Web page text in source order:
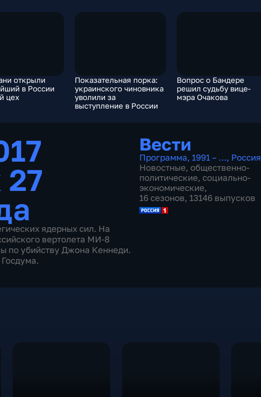
открыли
в России
цех
Показательная порка:
украинского чиновника
уволили за
выступление в России
Вопрос о Бандере
решил судьбу вице-
мэра Очакова
ядерных сил. На
вертолета МИ-8
по убийству Джона Кеннеди.
Вести
Программа, 1991 – …, Россия
Новостные, общественно-
политические, социально-
экономические,
16 сезонов, 13146 выпусков